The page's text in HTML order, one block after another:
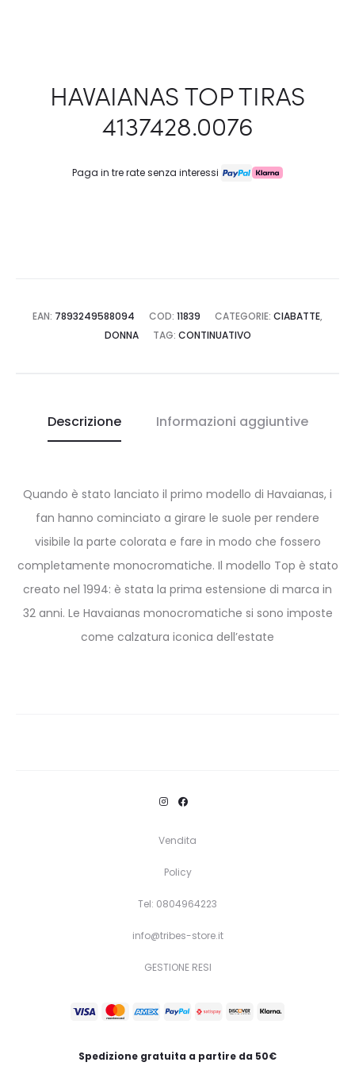
HAVAIANAS TOP TIRAS
4137428.0076
Paga in tre rate senza interessi
EAN: 7893249588094 COD: 11839 CATEGORIE: CIABATTE,
DONNA
TAG: CONTINUATIVO
Descrizione Informazioni aggiuntive
Quando è stato lanciato il primo modello di Havaianas, i
fan hanno cominciato a girare le suole per rendere
visibile la parte colorata e fare in modo che fossero
completamente monocromatiche. Il modello Top è stato
creato nel 1994: è stata la prima estensione di marca in
32 anni. Le Havaianas monocromatiche si sono imposte
come calzatura iconica dell’estate
Vendita
Policy
Tel: 0804964223
info@tribes-store.it
GESTIONE RESI
Spedizione gratuita a partire da 50€